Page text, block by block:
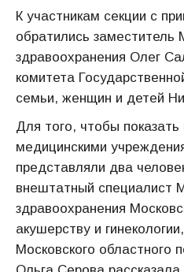
К участникам секции с
обратились заместитель
здравоохранения Олег
комитета
семьи, женщин и детей
Для того, чтобы
медицинскими
представляли два
внештатный специалист
здравоохранения
акушерству и
Московского областного